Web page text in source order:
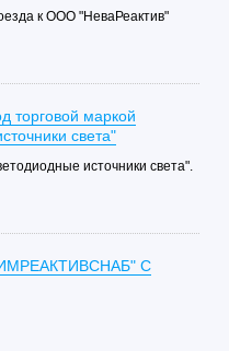
к ООО "НеваРеактив"
торговой маркой
света"
источники света".
С